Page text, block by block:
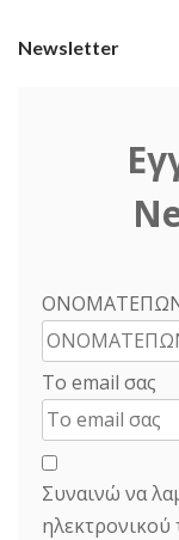
Newsletter
Το email σας
Συναινώ να
ηλεκτρονικού